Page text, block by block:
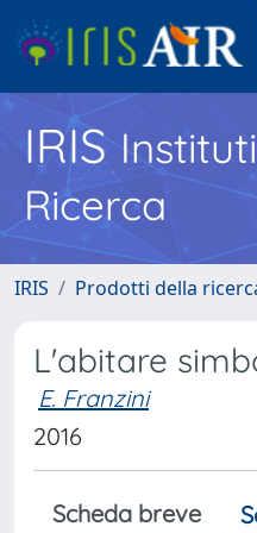
IRIS
Ricerca
IRIS Prodotti della
L'abitare
E. Franzini
2016
Scheda breve